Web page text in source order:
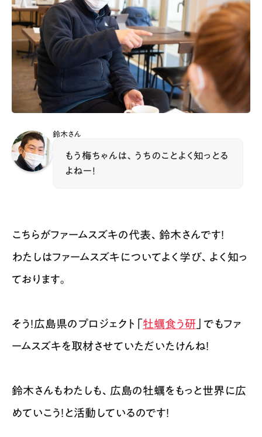
鈴木さん
もう梅ちゃんは、うちのことよく知っとる
よねー！
こちらがファームスズキの代表、鈴木さんです！
わたしはファームスズキについてよく学び、よく知っ
ております。
そう！広島県のプロジェクト「 牡蠣食う研 」でもファ
ームスズキを取材させていただいたけんね！
鈴木さんもわたしも、広島の牡蠣をもっと世界に広
めていこう！と活動しているのです！